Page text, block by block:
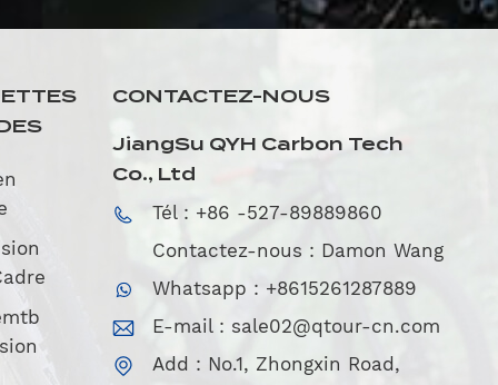
CONTACTEZ-NOUS
JiangSu QYH Carbon Tech
Co., Ltd
Tél : +86 -527-89889860
Contactez-nous : Damon Wang
Whatsapp : +8615261287889
E-mail : sale02@qtour-cn.com
Add : No.1, Zhongxin Road,